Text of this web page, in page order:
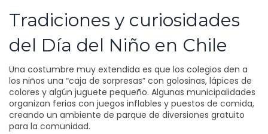
Tradiciones y curiosidades
del Día del Niño en Chile
Una costumbre muy extendida es que los colegios den a
los niños una “caja de sorpresas” con golosinas, lápices de
colores y algún juguete pequeño. Algunas municipalidades
organizan ferias con juegos inflables y puestos de comida,
creando un ambiente de parque de diversiones gratuito
para la comunidad.